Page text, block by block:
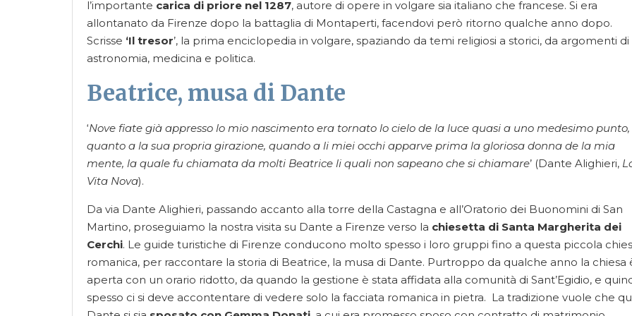
l’importante carica di priore nel 1287, autore di opere in volgare sia italiano che francese. Si era
allontanato da Firenze dopo la battaglia di Montaperti, facendovi però ritorno qualche anno dopo.
Scrisse ‘Il tresor’, la prima enciclopedia in volgare, spaziando da temi religiosi a storici, da argomenti di
astronomia, medicina e politica.
Beatrice, musa di Dante
‘Nove fiate già appresso lo mio nascimento era tornato lo cielo de la luce quasi a uno medesimo punto,
quanto a la sua propria girazione, quando a li miei occhi apparve prima la gloriosa donna de la mia
mente, la quale fu chiamata da molti Beatrice li quali non sapeano che si chiamare’ (Dante Alighieri,
Vita Nova).
Da via Dante Alighieri, passando accanto alla torre della Castagna e all’Oratorio dei Buonomini di San
Martino, proseguiamo la nostra visita su Dante a Firenze verso la chiesetta di Santa Margherita dei
Cerchi. Le guide turistiche di Firenze conducono molto spesso i loro gruppi fino a questa piccola
romanica, per raccontare la storia di Beatrice, la musa di Dante. Purtroppo da qualche anno la chiesa
aperta con un orario ridotto, da quando la gestione è stata affidata alla comunità di Sant’Egidio, e
spesso ci si deve accontentare di vedere solo la facciata romanica in pietra. La tradizione vuole che